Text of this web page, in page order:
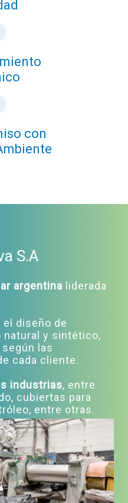
con
S.A
argentina liderada
diseño de
y sintético,
según las
cada cliente.
industrias, entre
cubiertas para
entre otras.